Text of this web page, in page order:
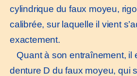
cylindrique du faux moyeu,
calibrée, sur laquelle il vient
exactement.
Quant à son entraînement, il
denture D du faux moyeu, qui